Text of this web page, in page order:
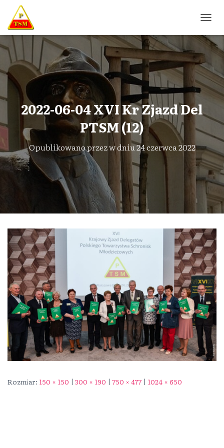
R
Z
Ł
Ą
C
W
G
A
C
J
Ę
2022-06-04 XVI Kr Zjazd Del
PTSM (12)
Opublikowano przezw dniu24 czerwca 2022
Rozmiar: 150 × 150 | 300 × 190 | 750 × 477 | 1024 × 650